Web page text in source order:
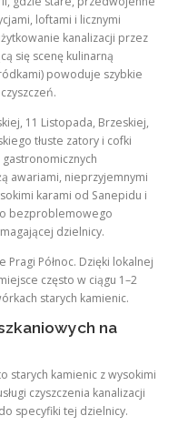
loftami i licznymi
kanalizacji przez
się scenę kulinarną
powoduje szybkie
11 Listopada, Brzeskiej,
tłuste zatory i cofki
awariami, nieprzyjemnymi
karami od Sanepidu i
bezproblemowego
dzielnicy.
Pragi Północ. Dzięki lokalnej
często w ciągu 1–2
starych kamienic.
na
starych kamienic z wysokimi
czyszczenia kanalizacji
specyfiki tej dzielnicy.